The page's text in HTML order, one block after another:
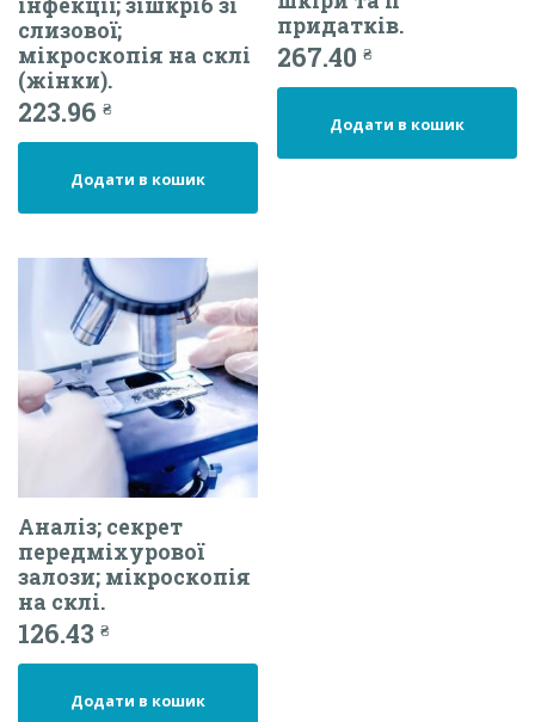
слизової;
мікроскопія на склі
(жінки).
223.96 ₴
Додати в кошик
придатків.
267.40₴
Додати в кошик
Аналіз; секрет
передміхурової
залози; мікроскопія
на склі.
126.43 ₴
Додати в кошик